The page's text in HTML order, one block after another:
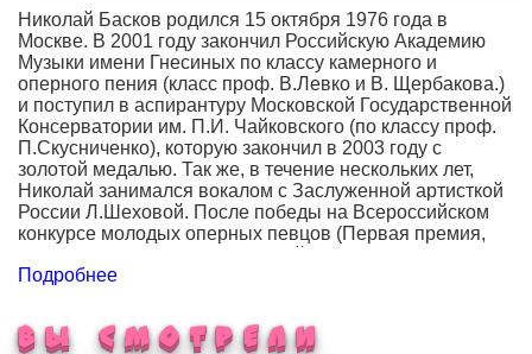
Николай Басков родился 15 октября 1976 года в
Москве. В 2001 году закончил Российскую Академию
Музыки имени Гнесиных по классу камерного и
оперного пения (класс проф. В.Левко и В. Щербакова.)
и поступил в аспирантуру Московской Государственной
Консерватории им. П.И. Чайковского (по классу проф.
П.Скусниченко), которую закончил в 2003 году с
золотой медалью. Так же, в течение нескольких лет,
Николай занимался вокалом с Заслуженной артисткой
России Л.Шеховой. После победы на Всероссийском
конкурсе молодых оперных певцов (Первая премия,
Grande Voce (Испания,1999 год), совсем юный Басков
опере П.И, Чайковского «Евгений Онегин» на сцене
Большого театра России в 1998 году. Он стал самым
Подробнее
ВЫ СМОТРЕЛИ